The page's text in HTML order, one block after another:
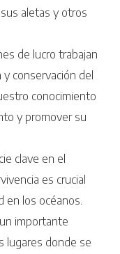
aletas y otros
de lucro trabajan
conservación del
conocimiento
y promover su
clave en el
es crucial
en los océanos.
importante
lugares donde se